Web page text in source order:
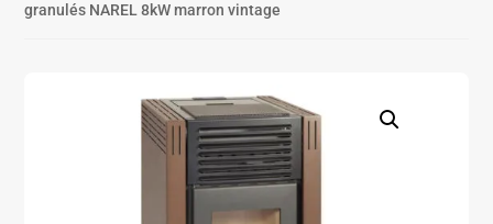
granulés NAREL 8kW marron vintage